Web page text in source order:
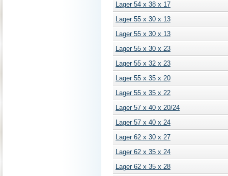
Lager 54 x 38 x 17
Lager 55 x 30 x 13
Lager 55 x 30 x 13
Lager 55 x 30 x 23
Lager 55 x 32 x 23
Lager 55 x 35 x 20
Lager 55 x 35 x 22
Lager 57 x 40 x 20/24
Lager 57 x 40 x 24
Lager 62 x 30 x 27
Lager 62 x 35 x 24
Lager 62 x 35 x 28